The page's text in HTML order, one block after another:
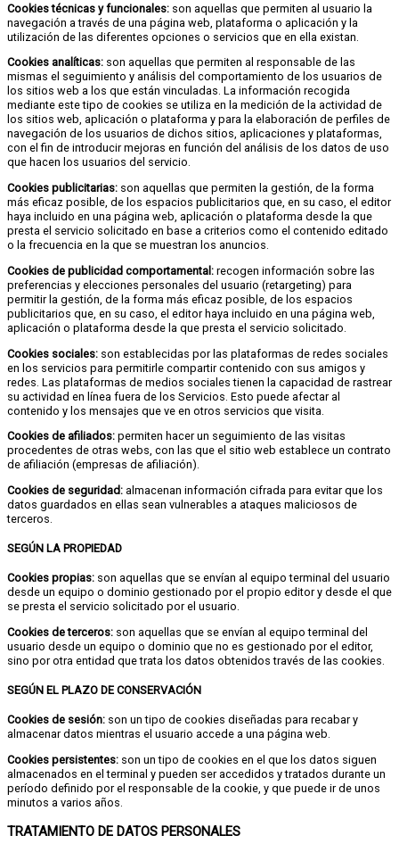
Cookies técnicas y funcionales: son aquellas que permiten al usuario la
navegación a través de una página web, plataforma o aplicación y la
utilización de las diferentes opciones o servicios que en ella existan.
Cookies analíticas: son aquellas que permiten al responsable de las
mismas el seguimiento y análisis del comportamiento de los usuarios de
los sitios web a los que están vinculadas. La información recogida
mediante este tipo de cookies se utiliza en la medición de la actividad de
los sitios web, aplicación o plataforma y para la elaboración de perfiles de
navegación de los usuarios de dichos sitios, aplicaciones y plataformas,
con el fin de introducir mejoras en función del análisis de los datos de uso
que hacen los usuarios del servicio.
Cookies publicitarias: son aquellas que permiten la gestión, de la forma
más eficaz posible, de los espacios publicitarios que, en su caso, el editor
haya incluido en una página web, aplicación o plataforma desde la que
presta el servicio solicitado en base a criterios como el contenido editado
o la frecuencia en la que se muestran los anuncios.
Cookies de publicidad comportamental: recogen información sobre las
preferencias y elecciones personales del usuario (retargeting) para
permitir la gestión, de la forma más eficaz posible, de los espacios
publicitarios que, en su caso, el editor haya incluido en una página web,
aplicación o plataforma desde la que presta el servicio solicitado.
Cookies sociales: son establecidas por las plataformas de redes sociales
en los servicios para permitirle compartir contenido con sus amigos y
redes. Las plataformas de medios sociales tienen la capacidad de rastrear
su actividad en línea fuera de los Servicios. Esto puede afectar al
contenido y los mensajes que ve en otros servicios que visita.
Cookies de afiliados: permiten hacer un seguimiento de las visitas
procedentes de otras webs, con las que el sitio web establece un contrato
de afiliación (empresas de afiliación).
Cookies de seguridad: almacenan información cifrada para evitar que los
datos guardados en ellas sean vulnerables a ataques maliciosos de
terceros.
SEGÚN LA PROPIEDAD
Cookies propias: son aquellas que se envían al equipo terminal del usuario
desde un equipo o dominio gestionado por el propio editor y desde el que
se presta el servicio solicitado por el usuario.
Cookies de terceros: son aquellas que se envían al equipo terminal del
usuario desde un equipo o dominio que no es gestionado por el editor,
sino por otra entidad que trata los datos obtenidos través de las cookies.
SEGÚN EL PLAZO DE CONSERVACIÓN
Cookies de sesión: son un tipo de cookies diseñadas para recabar y
almacenar datos mientras el usuario accede a una página web.
Cookies persistentes: son un tipo de cookies en el que los datos siguen
almacenados en el terminal y pueden ser accedidos y tratados durante un
período definido por el responsable de la cookie, y que puede ir de unos
minutos a varios años.
TRATAMIENTO DE DATOS PERSONALES